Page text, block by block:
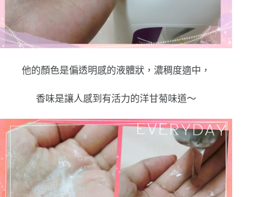
他的顏色是偏透明感的液體狀，濃稠度適中，
香味是讓人感到有活力的洋甘菊味道～